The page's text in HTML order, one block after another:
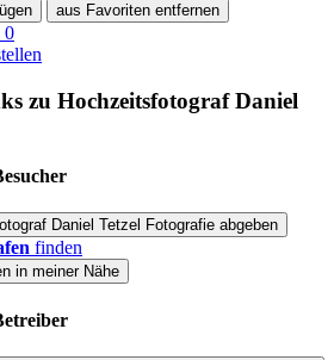
aus Favoriten entfernen
0
zu HochzeitsfotografDaniel
Daniel Tetzel Fotografie abgeben
finden
in meiner Nähe